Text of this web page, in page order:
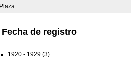
Plaza
Fecha de registro
1920 - 1929 (3)